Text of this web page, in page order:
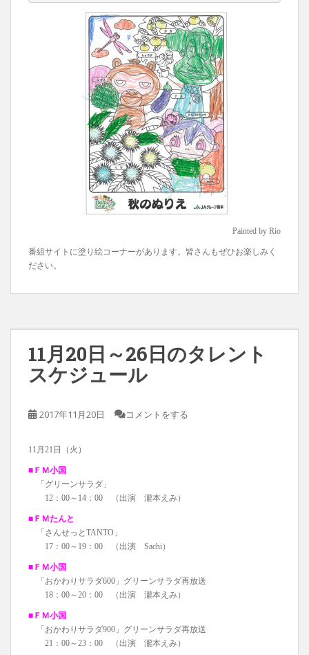
Painted by Rio
番組サイトに塗り絵コーナーがあります。皆さんもぜひお楽しみく
ださい。
11月20日～26日のタレント
スケジュール
2017年11月20日 コメントをする
11月21日（火）
■ＦＭ小国
「グリーンサラダ」
12：00～14：00 （出演 瀧本えみ）
■ＦＭたんと
「さんせっとTANTO」
17：00～19：00 （出演 Sachi）
■ＦＭ小国
「おかわりサラダ600」グリーンサラダ再放送
18：00～20：00 （出演 瀧本えみ）
■ＦＭ小国
「おかわりサラダ900」グリーンサラダ再放送
21：00～23：00 （出演 瀧本えみ）